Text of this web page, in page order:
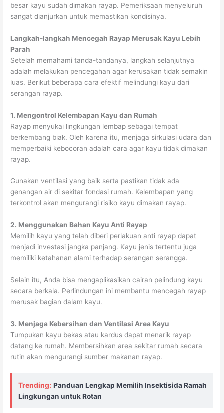
besar kayu sudah dimakan rayap. Pemeriksaan menyeluruh
sangat dianjurkan untuk memastikan kondisinya.
Langkah-langkah Mencegah Rayap Merusak Kayu Lebih
Parah
Setelah memahami tanda-tandanya, langkah selanjutnya
adalah melakukan pencegahan agar kerusakan tidak semakin
luas. Berikut beberapa cara efektif melindungi kayu dari
serangan rayap.
1. Mengontrol Kelembapan Kayu dan Rumah
Rayap menyukai lingkungan lembap sebagai tempat
berkembang biak. Oleh karena itu, menjaga sirkulasi udara dan
memperbaiki kebocoran adalah cara agar kayu tidak dimakan
rayap.
Gunakan ventilasi yang baik serta pastikan tidak ada
genangan air di sekitar fondasi rumah. Kelembapan yang
terkontrol akan mengurangi risiko kayu dimakan rayap.
2. Menggunakan Bahan Kayu Anti Rayap
Memilih kayu yang telah diberi perlakuan anti rayap dapat
menjadi investasi jangka panjang. Kayu jenis tertentu juga
memiliki ketahanan alami terhadap serangan serangga.
Selain itu, Anda bisa mengaplikasikan cairan pelindung kayu
secara berkala. Perlindungan ini membantu mencegah rayap
merusak bagian dalam kayu.
3. Menjaga Kebersihan dan Ventilasi Area Kayu
Tumpukan kayu bekas atau kardus dapat menarik rayap
datang ke rumah. Membersihkan area sekitar rumah secara
rutin akan mengurangi sumber makanan rayap.
Trending: Panduan Lengkap Memilih Insektisida Ramah
Lingkungan untuk Rotan